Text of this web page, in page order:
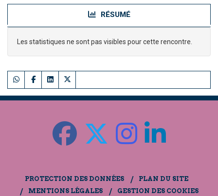
RÉSUMÉ
Les statistiques ne sont pas visibles pour cette rencontre.
PROTECTION DES DONNÉES
PLAN DU SITE
MENTIONS LÉGALES
GESTION DES COOKIES